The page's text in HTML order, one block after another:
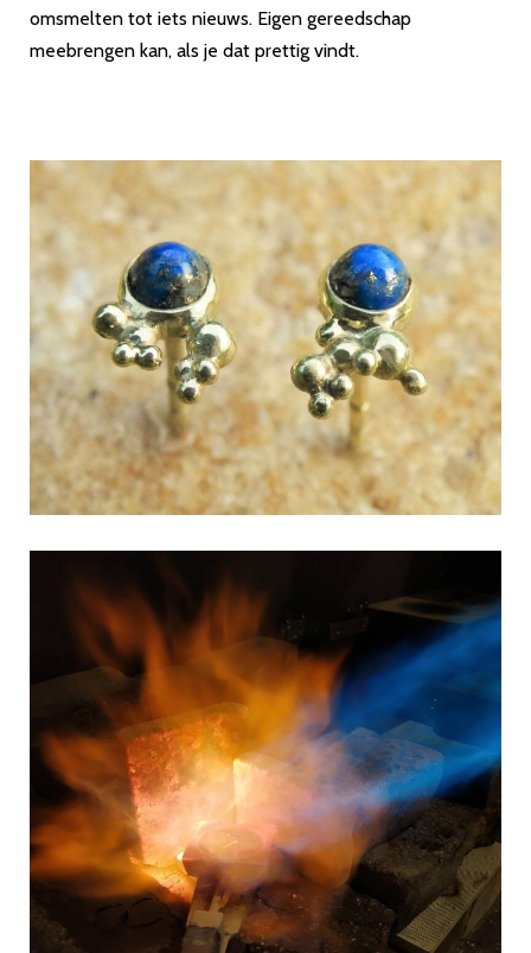
omsmelten tot iets nieuws. Eigen gereedschap
meebrengen kan, als je dat prettig vindt.